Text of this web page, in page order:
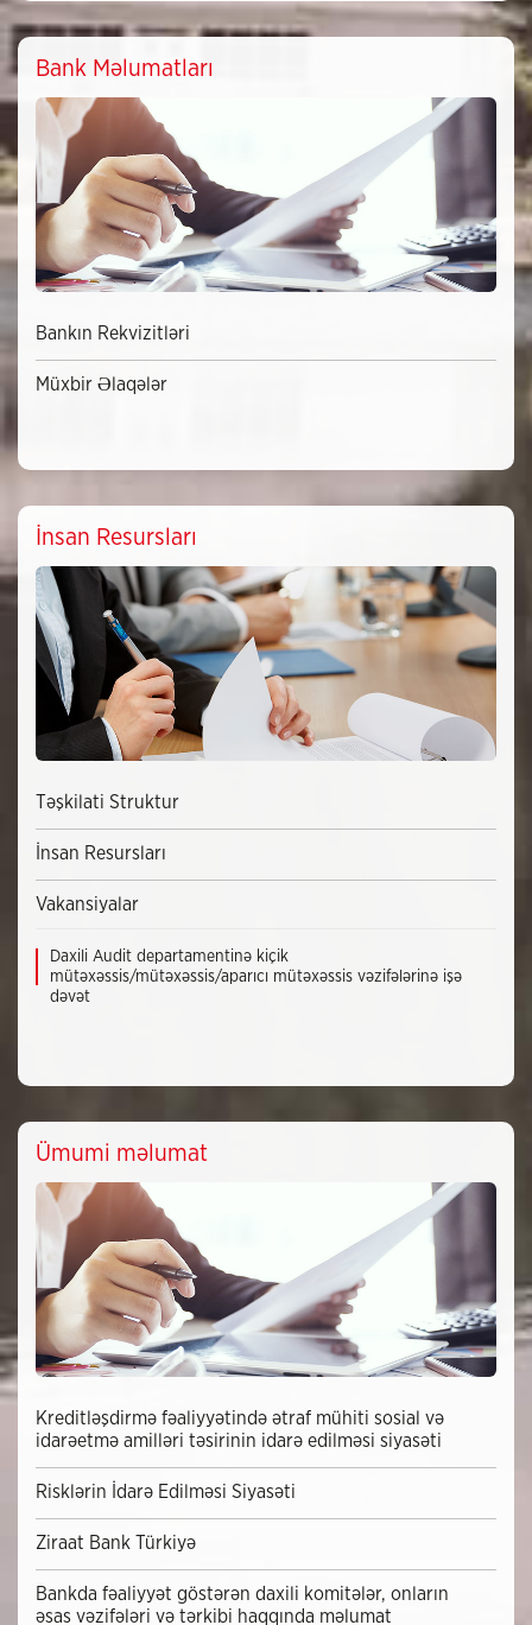
Bank Məlumatları
Bankın Rekvizitləri
Müxbir Əlaqələr
İnsan Resursları
Təşkilati Struktur
İnsan Resursları
Vakansiyalar
Daxili Audit departamentinə kiçik
mütəxəssis/mütəxəssis/aparıcı mütəxəssis vəzifələrinə işə
dəvət
Ümumi məlumat
Kreditləşdirmə fəaliyyətində ətraf mühiti sosial və
idarəetmə amilləri təsirinin idarə edilməsi siyasəti
Risklərin İdarə Edilməsi Siyasəti
Ziraat Bank Türkiyə
Bankda fəaliyyət göstərən daxili komitələr, onların
əsas vəzifələri və tərkibi haqqında məlumat